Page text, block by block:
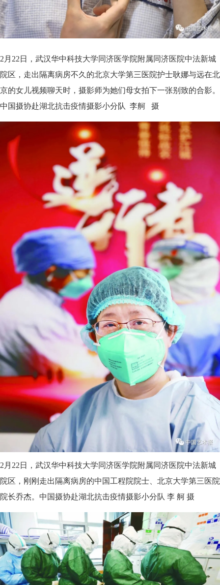
2月22日，武汉华中科技大学同济医学院附属同济医院中法新城
院区，走出隔离病房不久的北京大学第三医院护士耿娜与远在北
京的女儿视频聊天时，摄影师为她们母女拍下一张别致的合影。
中国摄协赴湖北抗击疫情摄影小分队 李舸 摄
2月22日，武汉华中科技大学同济医学院附属同济医院中法新城
院区，刚刚走出隔离病房的中国工程院院士、北京大学第三医院
院长乔杰。中国摄协赴湖北抗击疫情摄影小分队 李 舸 摄